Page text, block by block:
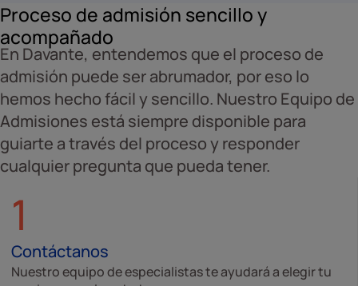
Proceso de admisión sencillo y
acompañado
En Davante, entendemos que el proceso de
admisión puede ser abrumador, por eso lo
hemos hecho fácil y sencillo. Nuestro Equipo de
Admisiones está siempre disponible para
guiarte a través del proceso y responder
cualquier pregunta que pueda tener.
1
Contáctanos
Nuestro equipo de especialistas te ayudará a elegir tu